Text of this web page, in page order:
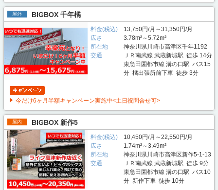
屋外 BIGBOX 千年橘
料金(税込)
13,750円/月～31,350円/月
広さ
3.78m²～5.72m²
所在地
神奈川県川崎市高津区千年1192
交通
ＪＲ南武線 武蔵新城駅 徒歩 14分
東急田園都市線 溝の口駅 バス15
分 橘出張所前下車 徒歩 3分
今だけ6ヶ月半額キャンペーン実施中<土日祝問合せ可>
屋内 BIGBOX 新作5
料金(税込)
10,450円/月～22,550円/月
広さ
1.74m²～3.49m²
所在地
神奈川県川崎市高津区新作5-1-13
交通
ＪＲ南武線 武蔵新城駅 徒歩 9分
東急田園都市線 溝の口駅 バス10
分 新作下車 徒歩 10分